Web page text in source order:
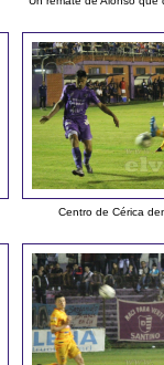
Centro de Cérica